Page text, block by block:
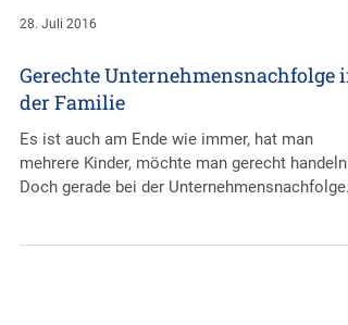
28. Juli 2016
der Familie
Es ist auch am Ende wie immer, hat man